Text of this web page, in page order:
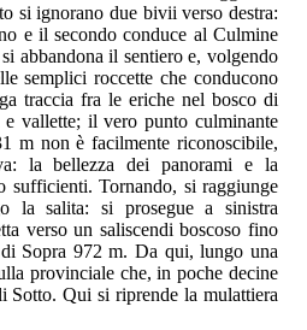
si ignorano due bivii verso destra:
e il secondo conduce al Culmine
abbandona il sentiero e, volgendo
semplici roccette che conducono
traccia fra le eriche nel bosco di
e vallette; il vero punto culminante
m non è facilmente riconoscibile,
la bellezza dei panorami e la
sufficienti. Tornando, si raggiunge
la salita: si prosegue a sinistra
verso un saliscendi boscoso fino
Sopra 972 m. Da qui, lungo una
provinciale che, in poche decine
Sotto. Qui si riprende la mulattiera